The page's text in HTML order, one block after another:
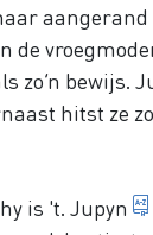
de
zo’n
hitst ze
Julianes
is 't. Jupyn